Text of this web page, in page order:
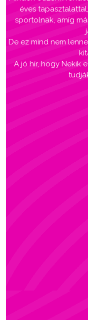
éves
sportolnak, amíg
De ez mind nem
A jó hír, hogy Nekik